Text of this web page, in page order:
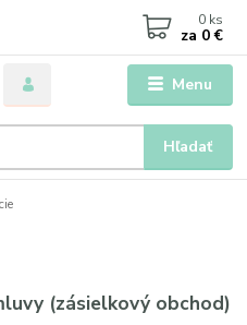
Menu
Hľadať
0 ks
za 0 €
(zásielkový obchod)